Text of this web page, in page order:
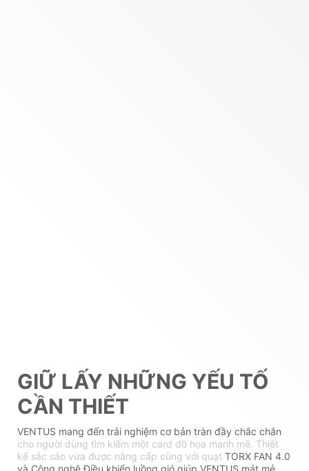
GIỮ LẤY NHỮNG YẾU TỐ
CẦN THIẾT
VENTUS mang đến trải nghiệm cơ bản tràn đầy chắc chắn
cho người dùng tìm kiếm một card đồ họa mạnh mẽ. Thiết
kế sắc sảo vừa được nâng cấp cùng với quạt TORX FAN 4.0